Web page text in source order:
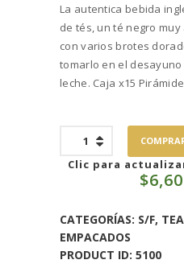
La autentica bebida
de tés, un té negro
con varios brotes
tomarlo en el
leche. Caja x15
Negro
English
Pirámides)
cantidad
Clic para
$6,60
CATEGORÍAS: S/F,
EMPACADOS
PRODUCT ID: 5100